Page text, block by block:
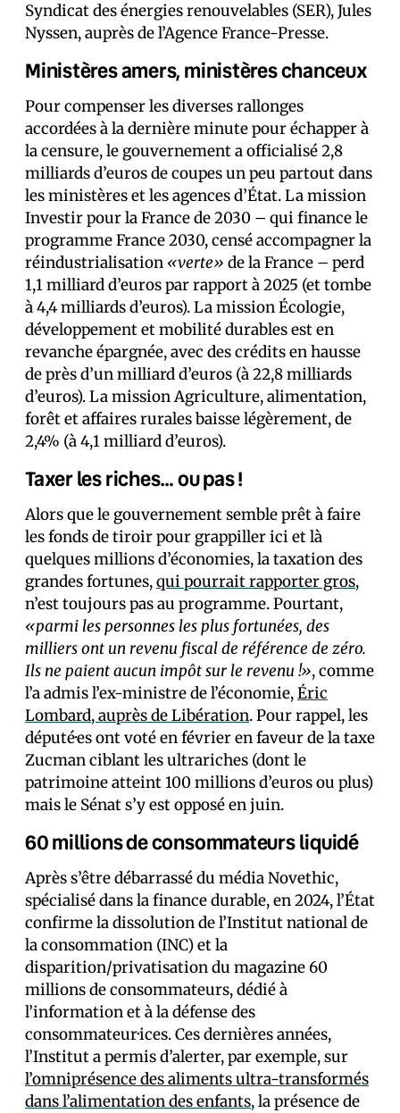
Syndicat des énergies renouvelables (SER), Jules
Nyssen, auprès de l’Agence France-Presse.
Ministères amers, ministères chanceux
Pour compenser les diverses rallonges
accordées à la dernière minute pour échapper à
la censure, le gouvernement a officialisé 2,8
milliards d’euros de coupes un peu partout dans
les ministères et les agences d’État. La mission
Investir pour la France de 2030 – qui finance le
programme France 2030, censé accompagner la
réindustrialisation «verte» de la France – perd
1,1 milliard d’euros par rapport à 2025 (et tombe
à 4,4 milliards d’euros). La mission Écologie,
développement et mobilité durables est en
revanche épargnée, avec des crédits en hausse
de près d’un milliard d’euros (à 22,8 milliards
d’euros). La mission Agriculture, alimentation,
forêt et affaires rurales baisse légèrement, de
2,4% (à 4,1 milliard d’euros).
Taxer les riches… ou pas !
Alors que le gouvernement semble prêt à faire
les fonds de tiroir pour grappiller ici et là
quelques millions d’économies, la taxation des
grandes fortunes,qui pourrait rapporter gros,
n’est toujours pas au programme. Pourtant,
«parmi les personnes les plus fortunées, des
milliers ont un revenu fiscal de référence de zéro.
Ils ne paient aucun impôt sur le revenu !», comme
l’a admis l’ex-ministre de l’économie,Éric
Lombard, auprès de Libération. Pour rappel, les
député·es ont voté en février en faveur de la taxe
Zucman ciblant les ultrariches (dont le
patrimoine atteint 100 millions d’euros ou plus)
mais le Sénat s’y est opposé en juin.
60 millions de consommateurs liquidé
Après s’être débarrassé du média Novethic,
spécialisé dans la finance durable, en 2024, l’État
confirme la dissolution de l’Institut national de
la consommation (INC) et la
disparition/privatisation du magazine 60
millions de consommateurs, dédié à
l’information et à la défense des
consommateur·ices. Ces dernières années,
l’Institut a permis d’alerter, par exemple, sur
l’omniprésence des aliments ultra-transformés
dans l’alimentation des enfants, la présence de